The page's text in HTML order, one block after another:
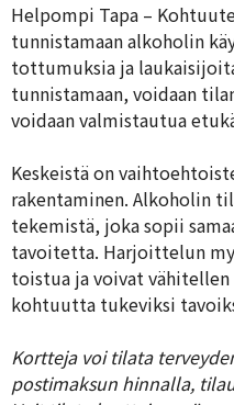
Helpompi Tapa –
tunnistamaan alkoholin
tottumuksia ja
tunnistamaan, voidaan
voidaan valmistautua
Keskeistä on
rakentaminen. Alkoholin
tekemistä, joka sopii
tavoitetta. Harjoittelun
toistua ja voivat
kohtuutta tukeviksi
Kortteja voi tilata
postimaksun hinnalla,